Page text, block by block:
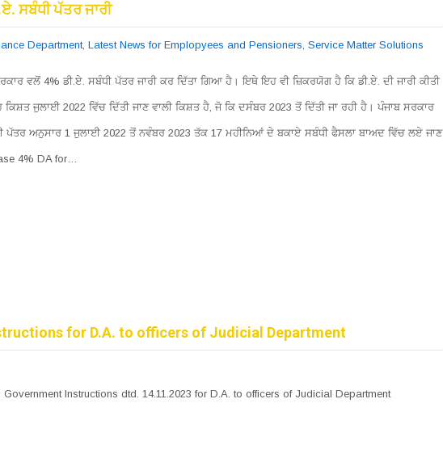
ਸਬੰਧੀ ਪੱਤਰ ਜਾਰੀ
Department, Latest News for Emplopyees and Pensioners, Service Matter Solutions
ਵਲੋਂ 4% ਡੀ.ਏ. ਸਬੰਧੀ ਪੱਤਰ ਜਾਰੀ ਕਰ ਦਿੱਤਾ ਗਿਆ ਹੈ। ਇਥੇ ਇਹ ਵੀ ਜ਼ਿਕਰਯੋਗ ਹੈ ਕਿ ਡੀ.ਏ. ਦੀ ਜਾਰੀ ਕੀਤੀ
ਜੁਲਾਈ 2022 ਵਿੱਚ ਦਿੱਤੀ ਜਾਣ ਵਾਲੀ ਕਿਸ਼ਤ ਹੈ, ਜੋ ਕਿ ਦਸੰਬਰ 2023 ਤੋਂ ਦਿੱਤੀ ਜਾ ਰਹੀ ਹੈ। ਪੰਜਾਬ ਸਰਕਾਰ
ਪੱਤਰ ਅਨੁਸਾਰ 1 ਜੁਲਾਈ 2022 ਤੋਂ ਨਵੰਬਰ 2023 ਤੱਕ 17 ਮਹੀਨਿਆਂ ਦੇ ਬਕਾਏ ਸਬੰਧੀ ਫੈਸਲਾ ਬਾਅਦ ਵਿੱਚ ਲਏ ਜਾਣ
4% DA for…
for D.A. to officers of Judicial Department
Government Instructions dtd. 14.11.2023 for D.A. to officers of Judicial Department